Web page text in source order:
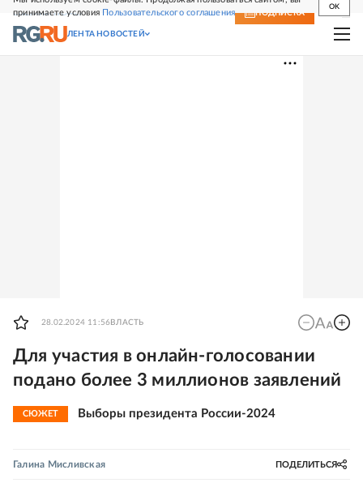
принимаете условия Пользовательского соглашения
OK
СВЕЖИЙ НОМЕР ПОДПИСКА
ЛЕНТА НОВОСТЕЙ
28.02.2024 11:56 ВЛАСТЬ
Для участия в онлайн-голосовании
подано более 3 миллионов заявлений
СЮЖЕТ Выборы президента России-2024
Галина Мисливская ПОДЕЛИТЬСЯ